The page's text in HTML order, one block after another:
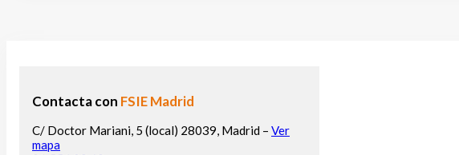
Contacta con FSIE Madrid
C/ Doctor Mariani, 5 (local) 28039, Madrid – Ver
mapa